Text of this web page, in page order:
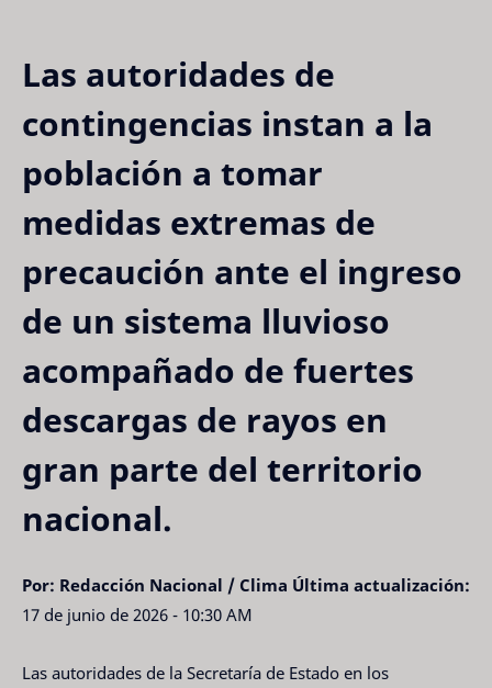
Las autoridades de
contingencias instan a la
población a tomar
medidas extremas de
precaución ante el ingreso
de un sistema lluvioso
acompañado de fuertes
descargas de rayos en
gran parte del territorio
nacional.
Por: Redacción Nacional / Clima Última actualización:
17 de junio de 2026 - 10:30 AM
Las autoridades de la Secretaría de Estado en los